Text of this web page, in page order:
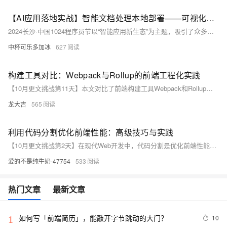
【AI应用落地实战】智能文档处理本地部署——可视化文档解析前端TextIn ParseX实践
2024长沙·中国1024程序员节以“智能应用新生态”为主题，吸引了众多技术大咖。合合信息展示了“智能文档处理百宝箱”的三大工具：可视化文档解析前端TextIn ParseX、向量化acge-embedding模型和文档解析测评工具markdown_tester，助力智能文档处理与知识管理。
中杯可乐多加冰 627
构建工具对比：Webpack与Rollup的前端工程化实践
【10月更文挑战第11天】本文对比了前端构建工具Webpack和Rollup，探讨了它们在模块打包、资源配置、构建速度等方面的异同。通过具体示例，展示了两者的基本配置和使用方法，帮助开发者根据项目需求选择合适的工具。
龙大吉 565
利用代码分割优化前端性能：高级技巧与实践
【10月更文挑战第2天】在现代Web开发中，代码分割是优化前端性能的关键技术，可显著减少页面加载时间。本文详细探讨了代码分割的基本原理及其实现方法，包括自动与手动分割、预加载与预取、动态导入及按需加载CSS等高级技巧，旨在帮助开发者提升Web应用性能，改善用户体验。
爱的不是纯牛奶-47754 533
热门文章 最新文章
1 如何写「前端简历」，能敲开字节跳动的大门？ 10